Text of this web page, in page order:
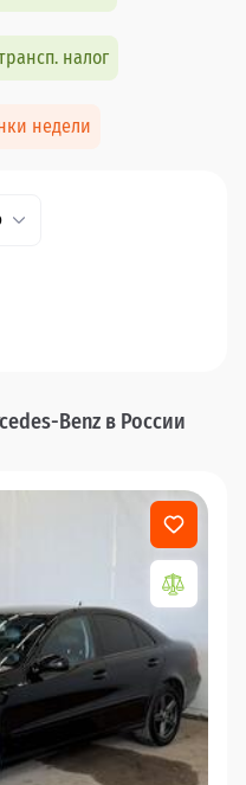
налог
недели
Benz в России